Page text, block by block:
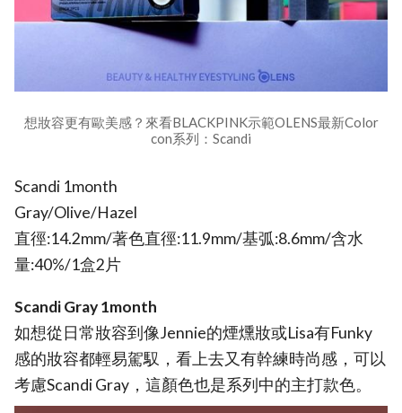
想妝容更有歐美感？來看BLACKPINK示範OLENS最新Color
con系列：Scandi
Scandi 1month
Gray/Olive/Hazel
直徑:14.2mm/著色直徑:11.9mm/基弧:8.6mm/含水
量:40%/1盒2片
Scandi Gray 1month
如想從日常妝容到像Jennie的煙燻妝或Lisa有Funky
感的妝容都輕易駕馭，看上去又有幹練時尚感，可以
考慮Scandi Gray，這顏色也是系列中的主打款色。